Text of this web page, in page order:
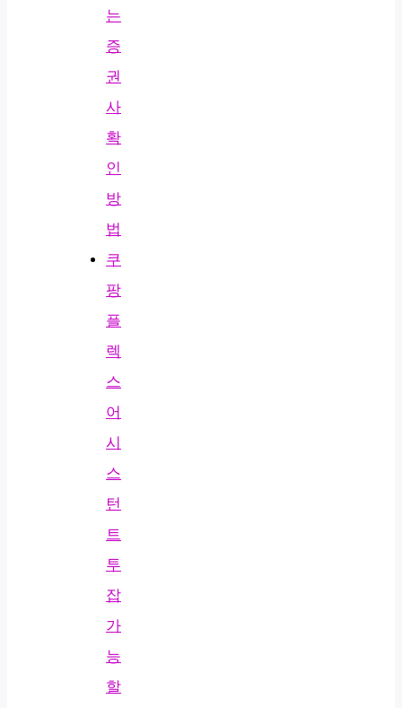
는
증
권
사
확
인
방
법
쿠
팡
플
렉
스
어
시
스
턴
트
투
잡
가
능
할